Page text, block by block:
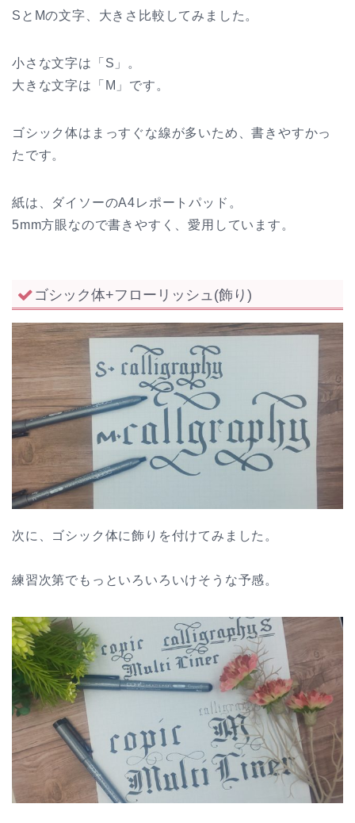
SとMの文字、大きさ比較してみました。
小さな文字は「S」。
大きな文字は「M」です。
ゴシック体はまっすぐな線が多いため、書きやすかっ
たです。
紙は、ダイソーのA4レポートパッド。
5mm方眼なので書きやすく、愛用しています。
ゴシック体+フローリッシュ(飾り)
次に、ゴシック体に飾りを付けてみました。
練習次第でもっといろいろいけそうな予感。